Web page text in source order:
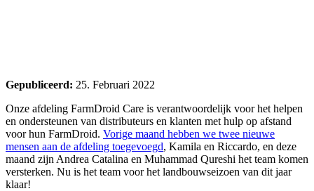
Gepubliceerd: 25. Februari 2022
Onze afdeling FarmDroid Care is verantwoordelijk voor het helpen
en ondersteunen van distributeurs en klanten met hulp op afstand
voor hun FarmDroid. Vorige maand hebben we twee nieuwe
mensen aan de afdeling toegevoegd, Kamila en Riccardo, en deze
maand zijn Andrea Catalina en Muhammad Qureshi het team komen
versterken. Nu is het team voor het landbouwseizoen van dit jaar
klaar!